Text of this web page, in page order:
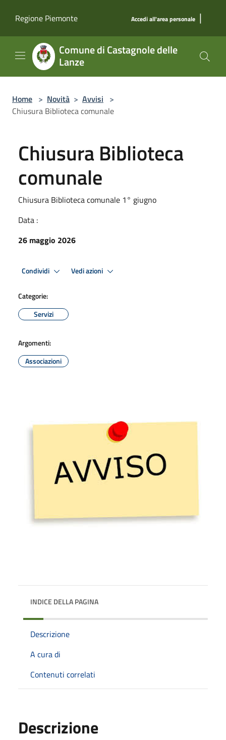
Regione Piemonte
Accedi all'area personale |
Comune di Castagnole delle
Lanze
Home > Novità > Avvisi >
Chiusura Biblioteca comunale
Chiusura Biblioteca
comunale
Chiusura Biblioteca comunale 1° giugno
Data :
26 maggio 2026
Condividi Vedi azioni
Categorie:
Servizi
Argomenti:
Associazioni
INDICE DELLA PAGINA
Descrizione
A cura di
Contenuti correlati
Descrizione